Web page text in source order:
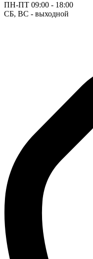
ПН-ПТ 09:00 - 18:00
СБ, ВС - выходной